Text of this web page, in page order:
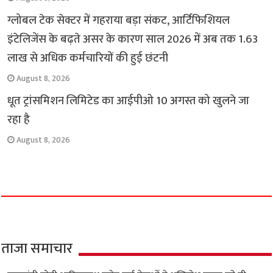
ग्लोबल टेक सेक्टर में गहराया बड़ा संकट, आर्टिफिशियल
इंटेलिजेंस के बढ़ते असर के कारण साल 2026 में अब तक 1.63
लाख से अधिक कर्मचारियों की हुई छंटनी
August 8, 2026
धूत ट्रांसमिशन लिमिटेड का आईपीओ 10 अगस्त को खुलने जा
रहा है
August 8, 2026
ताजा समाचार